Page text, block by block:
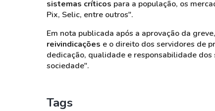
sistemas críticos para a população, os
Pix, Selic, entre outros".
Em nota publicada após a aprovação da
reivindicações e o direito dos servidores de
dedicação, qualidade e responsabilidade
sociedade".
Tags